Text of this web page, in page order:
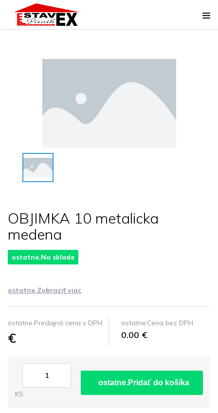
OBJIMKA 10 metalicka
medena
ostatne.Na sklade
ostatne.Zobraziť viac
ostatne.Predajná cena s DPH
€
ostatne.Cena bez DPH
0.00 €
KS
ostatne.Pridať do košíka